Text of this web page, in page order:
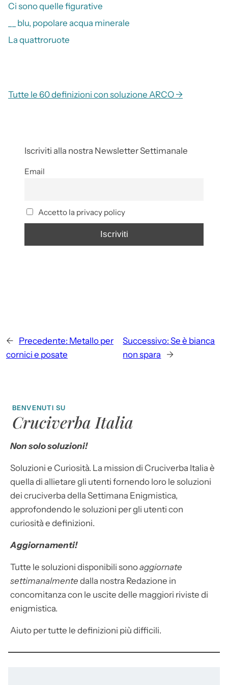
Ci sono quelle figurative
__ blu, popolare acqua minerale
La quattroruote
Tutte le 60 definizioni con soluzione ARCO →
Iscriviti alla nostra Newsletter Settimanale
Email
Accetto la privacy policy
← Precedente: Metallo per
cornici e posate
Successivo: Se è bianca
non spara
→
BENVENUTI SU
Cruciverba Italia
Non solo soluzioni!
Soluzioni e Curiosità. La mission di Cruciverba Italia è
quella di allietare gli utenti fornendo loro le soluzioni
dei cruciverba della Settimana Enigmistica,
approfondendo le soluzioni per gli utenti con
curiosità e definizioni.
Aggiornamenti!
Tutte le soluzioni disponibili sonoaggiornate
settimanalmente dalla nostra Redazione in
concomitanza con le uscite delle maggiori riviste di
enigmistica.
Aiuto per tutte le definizioni più difficili.